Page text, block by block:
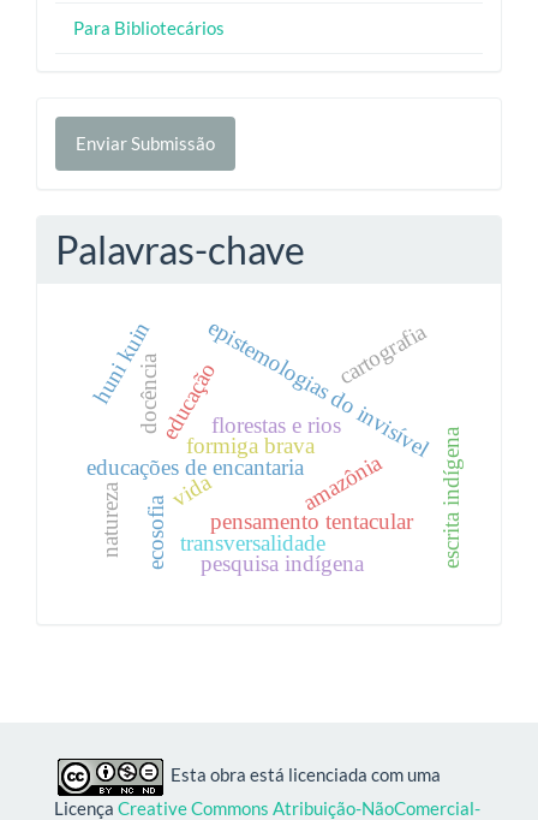
Para Bibliotecários
Enviar
Submissão
Enviar Submissão
Palavras-chave
formiga brava
amazônia
educações de encantaria
epistemologias do invisível
educação
pensamento tentacular
docência
vida
ecosofia transversalidade
cartografia
pesquisa indígena escrita indígena
huni kuin
natureza
florestas e rios
Esta obra está licenciada com uma
Licença Creative Commons Atribuição-NãoComercial-